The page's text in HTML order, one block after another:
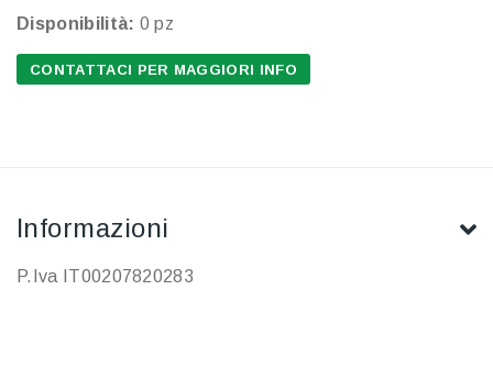
Disponibilità: 0 pz
CONTATTACI PER MAGGIORI INFO
Informazioni
P.Iva IT00207820283